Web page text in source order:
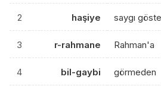
2 haşiye saygı
3 r-rahmane Rahman'a
4 bil-gaybi görmeden